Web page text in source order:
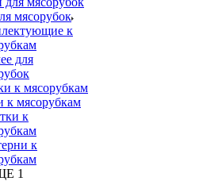
мясорубок
к
для
к мясорубкам
к мясорубкам
к
к
1